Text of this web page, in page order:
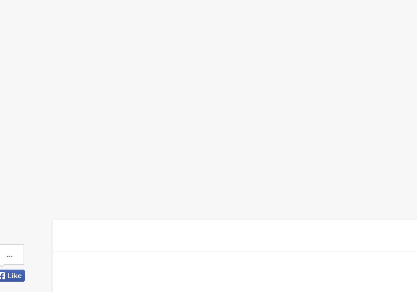
on
Facebook